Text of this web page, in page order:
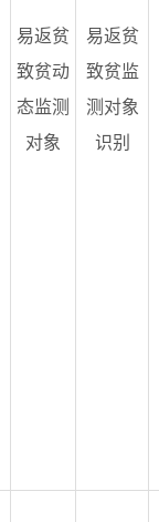
易返贫
致贫动
态监测
对象
易返贫
致贫监
测对象
识别